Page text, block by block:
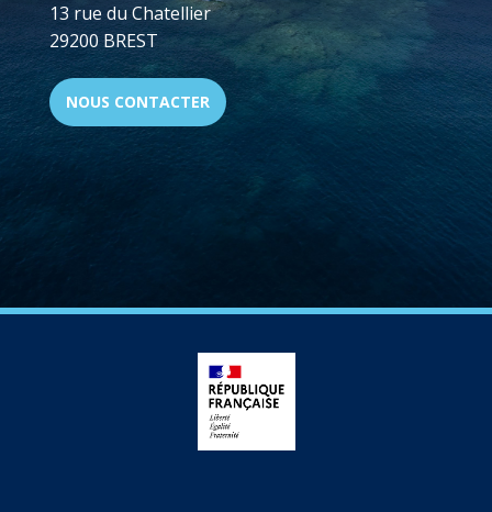
13 rue du Chatellier
29200 BREST
NOUS CONTACTER